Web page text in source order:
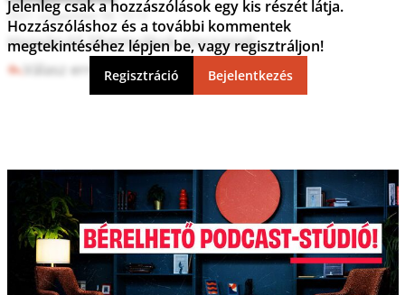
2021. szeptember 08. 15:13
Hazaáruló libernyákok sincsenek.
Válasz erre 3 1
Jelenleg csak a hozzászólások egy kis részét látja.
Hozzászóláshoz és a további kommentek
megtekintéséhez lépjen be, vagy regisztráljon!
Regisztráció Bejelentkezés